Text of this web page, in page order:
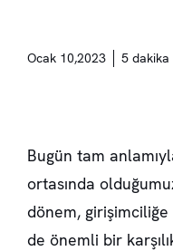
Ocak 10,2023 5
Bugün tam
ortasında
dönem,
de önemli bir